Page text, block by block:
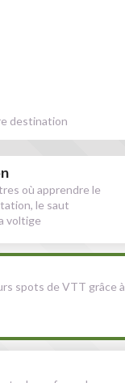
destination
où apprendre le
le saut
voltige
spots de VTT grâce à